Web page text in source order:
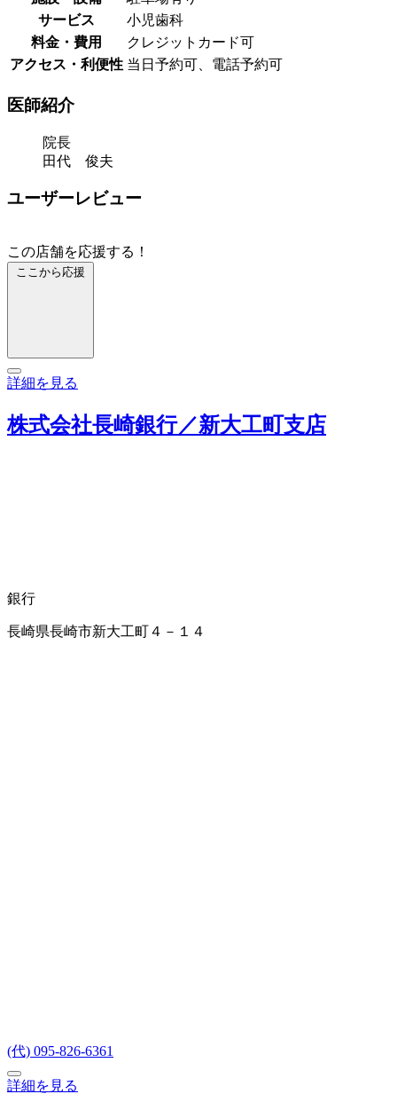
サービス
小児歯科
料金・費用
クレジットカード可
アクセス・利便性 当日予約可、電話予約可
医師紹介
院長
田代 俊夫
ユーザーレビュー
この店舗を応援する！
ここから応援
詳細を見る
株式会社長崎銀行／新大工町支店
銀行
長崎県長崎市新大工町４－１４
(代) 095-826-6361
詳細を見る